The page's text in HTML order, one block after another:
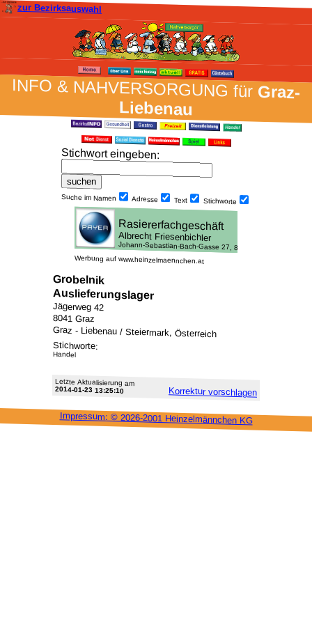
zur Bezirksauswahl
INFO & NAH­VER­SORG­UNG fürGraz-
Liebenau
Stich­wort ein­geben:
Suche im Namen Adresse Text Stich­worte
Werbung auf www.heinzelmaennchen.at
Grobelnik
Auslieferungslager
Jägerweg 42
8041 Graz
Graz - Liebenau / Steiermark, Österreich
Stichworte:
Handel
Letzte Aktu­alisie­rung am
2014-01-23 13:25:10 Korrektur vor­schlagen
Impressum: © 2026-2001 Heinzel­männchen KG